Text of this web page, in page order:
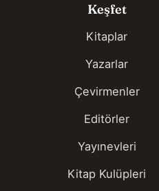
Keşfet
Kitaplar
Yazarlar
Çevirmenler
Editörler
Yayınevleri
Kitap Kulüpleri